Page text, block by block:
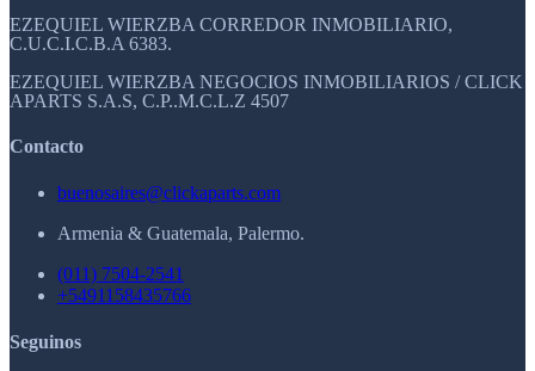
EZEQUIEL WIERZBA CORREDOR INMOBILIARIO,
C.U.C.I.C.B.A 6383.
EZEQUIEL WIERZBA NEGOCIOS INMOBILIARIOS / CLICK
APARTS S.A.S, C.P..M.C.L.Z 4507
Contacto
buenosaires@clickaparts.com
Armenia & Guatemala, Palermo.
(011) 7504-2541
+5491158435766
Seguinos